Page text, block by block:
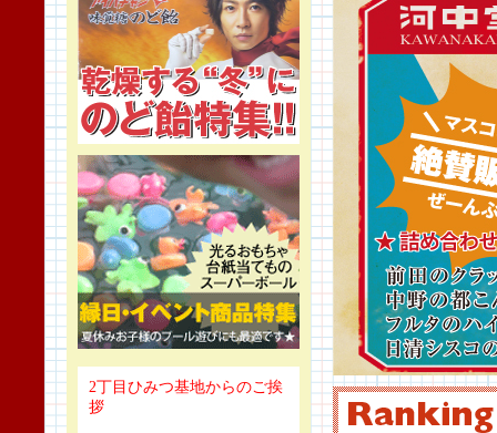
2丁目ひみつ基地からのご挨
拶